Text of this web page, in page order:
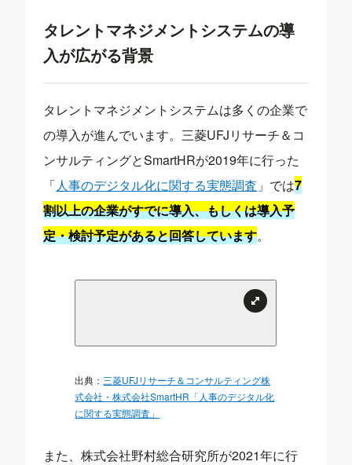
タレントマネジメントシステムの導
入が広がる背景
タレントマネジメントシステムは多くの企業で
の導入が進んでいます。三菱UFJリサーチ＆コ
ンサルティングとSmartHRが2019年に行った
「人事のデジタル化に関する実態調査 」では7
割以上の企業がすでに導入、もしくは導入予
定・検討予定があると回答しています。
出典： 三菱UFJリサーチ＆コンサルティング株
式会社・株式会社SmartHR「人事のデジタル化
に関する実態調査」
また、株式会社野村総合研究所が2021年に行